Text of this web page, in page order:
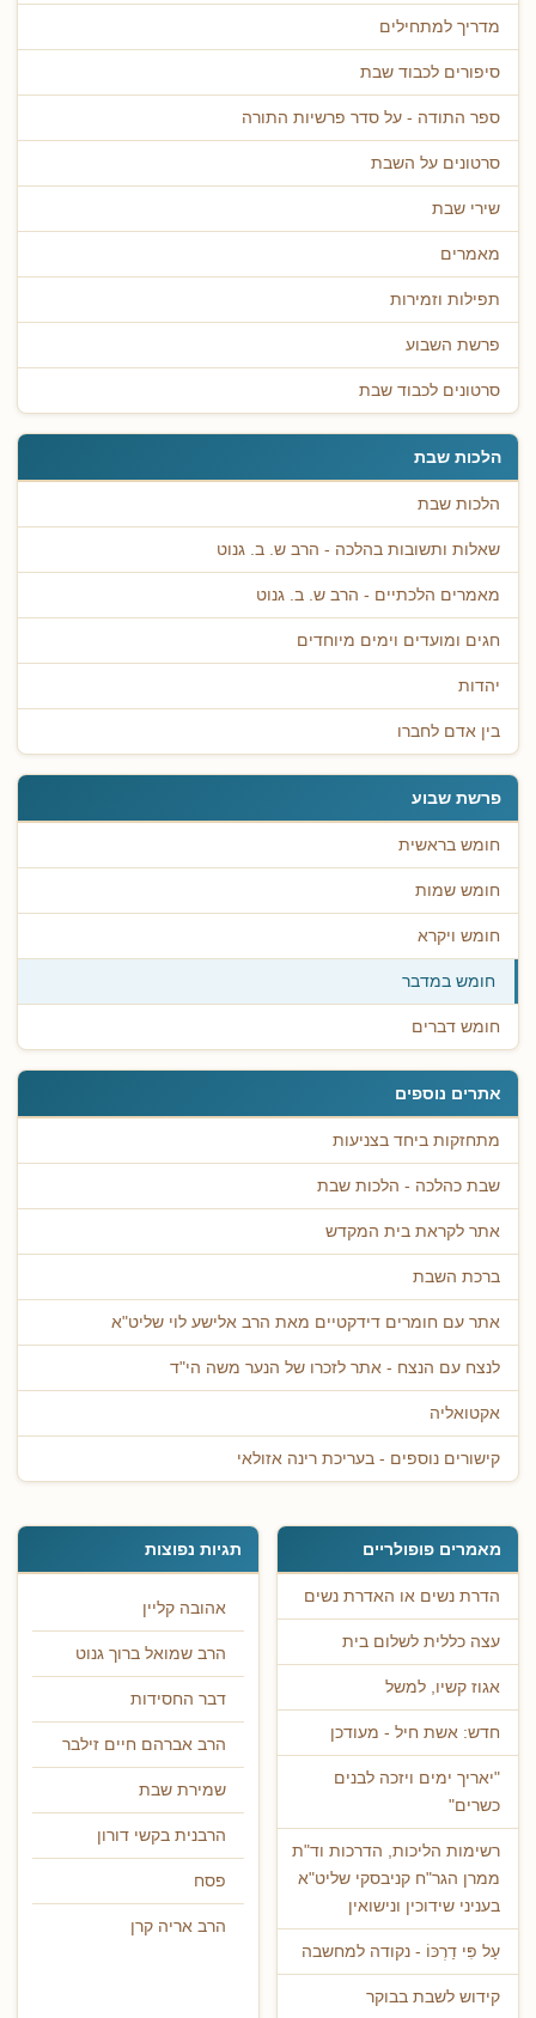
מדריך למתחילים
סיפורים לכבוד שבת
ספר התודה - על סדר פרשיות התורה
סרטונים על השבת
שירי שבת
מאמרים
תפילות וזמירות
פרשת השבוע
סרטונים לכבוד שבת
הלכות שבת
הלכות שבת
שאלות ותשובות בהלכה - הרב ש. ב. גנוט
מאמרים הלכתיים - הרב ש. ב. גנוט
חגים ומועדים וימים מיוחדים
יהדות
בין אדם לחברו
פרשת שבוע
חומש בראשית
חומש שמות
חומש ויקרא
חומש במדבר
חומש דברים
אתרים נוספים
מתחזקות ביחד בצניעות
שבת כהלכה - הלכות שבת
אתר לקראת בית המקדש
ברכת השבת
אתר עם חומרים דידקטיים מאת הרב אלישע לוי שליט"א
לנצח עם הנצח - אתר לזכרו של הנער משה הי"ד
אקטואליה
קישורים נוספים - בעריכת רינה אזולאי
מאמרים פופולריים
הדרת נשים או האדרת נשים
עצה כללית לשלום בית
אגוז קשיו, למשל
חדש: אשת חיל - מעודכן
"יאריך ימים ויזכה לבנים
כשרים"
רשימות הליכות, הדרכות וד"ת
ממרן הגר"ח קניבסקי שליט"א
בעניני שידוכין ונישואין
עַל פִּי דַרְכּוֹ - נקודה למחשבה
קידוש לשבת בבוקר
תגיות נפוצות
אהובה קליין
הרב שמואל ברוך גנוט
דבר החסידות
הרב אברהם חיים זילבר
שמירת שבת
הרבנית בקשי דורון
פסח
הרב אריה קרן